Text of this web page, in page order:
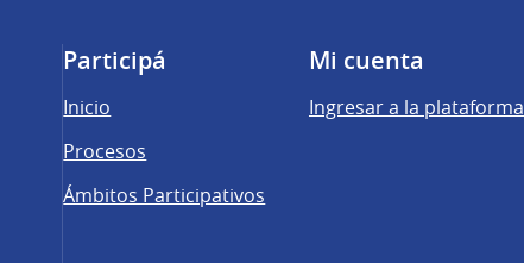
Participá
Inicio
Procesos
Ámbitos Participativos
Mi cuenta
Ingresar a la plataforma